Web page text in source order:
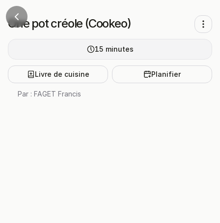
One pot créole (Cookeo)
15 minutes
Livre de cuisine Planifier
Par : FAGET Francis